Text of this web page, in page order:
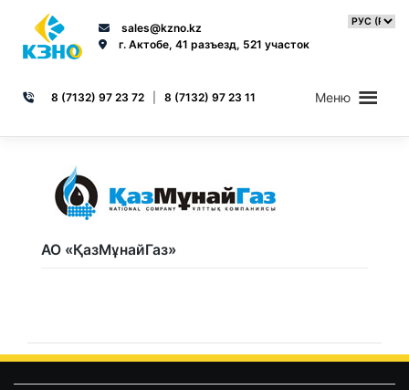
sales@kzno.kz
г. Актобе, 41 разъезд, 521 участок
8 (7132) 97 23 72 8 (7132) 97 23 11 Меню
АО «ҚазМұнайГаз»